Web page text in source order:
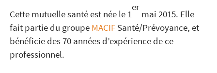
Cette mutuelle santé est née le 1
er
mai 2015. Elle
fait partie du groupe MACIF Santé/Prévoyance, et
bénéficie des 70 années d’expérience de ce
professionnel.